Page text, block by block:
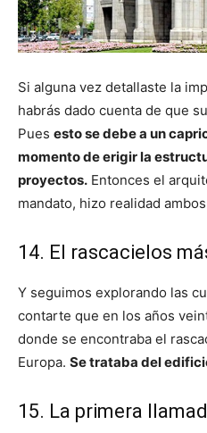
Si alguna vez detallaste la
habrás dado cuenta de que
Pues esto se debe a un
momento de erigir la
proyectos. Entonces el
mandato, hizo realidad
14. El rascacielos
Y seguimos explorando las
contarte que en los años
donde se encontraba el
Europa. Se trataba del
15. La primera